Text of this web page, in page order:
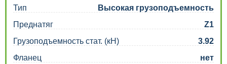
Тип
Высокая грузоподъемность
Преднатяг
Z1
Грузоподъемность стат. (кН)
3.92
Фланец
нет